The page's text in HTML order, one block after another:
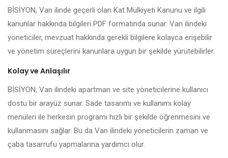
BİSİYON, Van ilinde geçerli olan Kat Mülkiyeti Kanunu ve ilgili
kanunlar hakkında bilgileri PDF formatında sunar. Van ilindeki
yöneticiler, mevzuat hakkında gerekli bilgilere kolayca erişebilir
ve yönetim süreçlerini kanunlara uygun bir şekilde yürütebilirler.
Kolay ve Anlaşılır
BİSİYON, Van ilindeki apartman ve site yöneticilerine kullanıcı
dostu bir arayüz sunar. Sade tasarımı ve kullanımı kolay
menüleri ile herkesin programı hızlı bir şekilde öğrenmesini ve
kullanmasını sağlar. Bu da Van ilindeki yöneticilerin zaman ve
çaba tasarrufu yapmalarına yardımcı olur.